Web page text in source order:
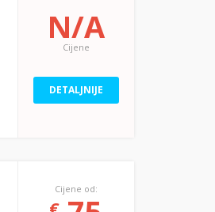
N/A
Cijene
DETALJNIJE
Cijene od: